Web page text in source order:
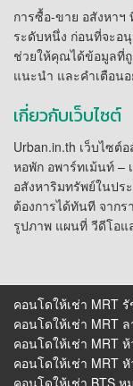
การซื้อ-ขาย อสังหาฯ
ระดับหนึ่ง ก่อนที่จะอ
ช่วยให้คุณได้ข้อมูลที่
แนะนำ และคำเตือน
เกี่ยวกับเว็บไซต์
Urban.in.th เว็บไซต์
หอพัก อพาร์ทเม้นท์ –
อสังหาริมทรัพย์ในปร
ต้องการได้ทันที จาก
รูปภาพ แผนที่ วีดีโอแ
คอนโดให้เช่า MRT
คอนโดให้เช่า MRT
คอนโดให้เช่า MRT
คอนโดให้เช่า MRT